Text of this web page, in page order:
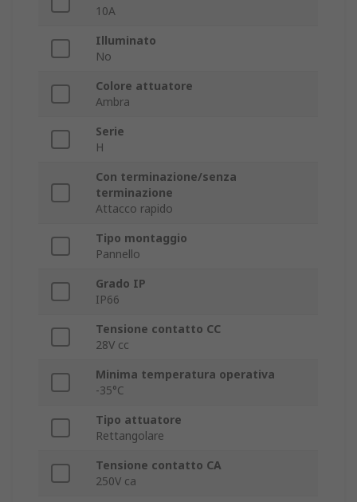
10A
Illuminato
No
Colore attuatore
Ambra
Serie
H
Con terminazione/senza
terminazione
Attacco rapido
Tipo montaggio
Pannello
Grado IP
IP66
Tensione contatto CC
28V cc
Minima temperatura operativa
-35°C
Tipo attuatore
Rettangolare
Tensione contatto CA
250V ca